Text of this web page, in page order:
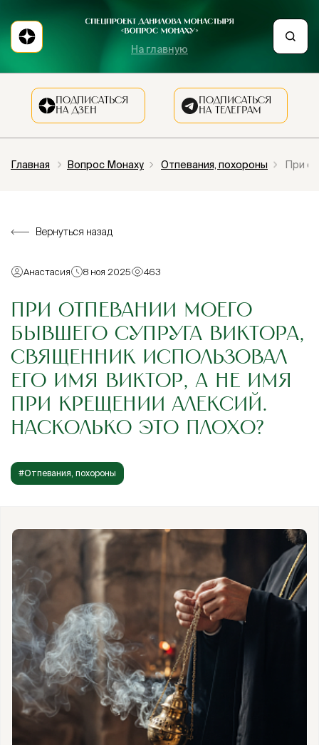
На главную
ПОДПИСАТЬСЯ
НА ДЗЕН
ПОДПИСАТЬСЯ
НА ТЕЛЕГРАМ
Главная Вопрос Монаху Отпевания, похороны При
Вернуться назад
Анастасия 8 ноя 2025 463
ПРИ ОТПЕВАНИИ МОЕГО
БЫВШЕГО СУПРУГА ВИКТОРА,
СВЯЩЕННИК ИСПОЛЬЗОВАЛ
ЕГО ИМЯ ВИКТОР, А НЕ ИМЯ
ПРИ КРЕЩЕНИИ АЛЕКСИЙ.
НАСКОЛЬКО ЭТО ПЛОХО?
#Отпевания, похороны